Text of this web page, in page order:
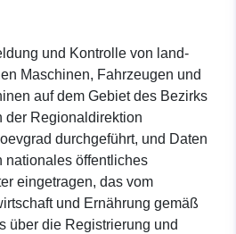
nach Arten auf
des Bezirks
zum
und Kontrolle von land-
Maschinen, Fahrzeugen und
auf dem Gebiet des Bezirks
der Regionaldirektion
durchgeführt, und Daten
nationales öffentliches
eingetragen, das vom
und Ernährung gemäß
über die Registrierung und